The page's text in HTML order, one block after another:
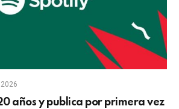
años y publica por primera vez